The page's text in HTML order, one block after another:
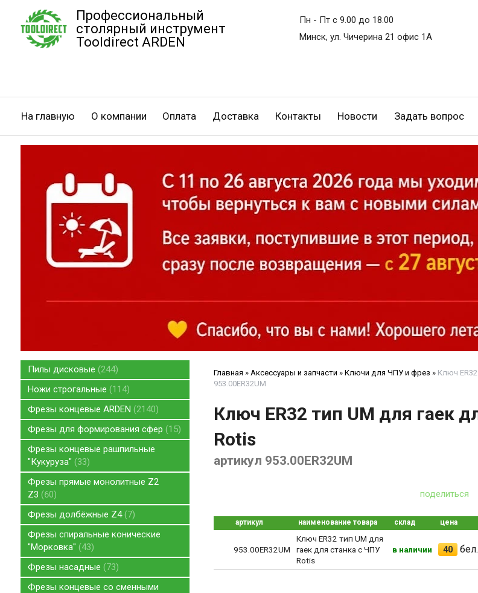
Профессиональный
столярный инструмент
Tooldirect ARDEN
Пн - Пт с 9.00 до 18.00
Минск, ул. Чичерина 21 офис 1А
На главную О компании Оплата Доставка Контакты Новости Задать вопрос
Пилы дисковые 244
Ножи строгальные 114
Фрезы концевые ARDEN 2140
Фрезы для формирования сфер 15
Фрезы концевые рашпильные
"Кукуруза" 33
Фрезы прямые монолитные Z2
Z3 60
Фрезы долбёжные Z4 7
Фрезы спиральные конические
"Морковка" 43
Фрезы насадные 73
Фрезы концевые со сменными
Главная » Аксессуары и запчасти » Ключи для ЧПУ и фрез » Ключ
953.00ER32UM
Ключ ER32 тип UM для гаек
Rotis
артикул 953.00ER32UM
поделиться
артикул наименование товара склад цена
953.00ER32UM
Ключ ER32 тип UM для
гаек для станка с ЧПУ
Rotis
в наличии 40